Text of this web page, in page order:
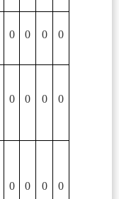
0 0 0 0
0 0 0 0
0 0 0 0